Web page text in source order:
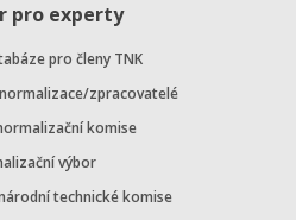
pro experty
pro členy TNK
zpracovatelé
komise
výbor
technické komise